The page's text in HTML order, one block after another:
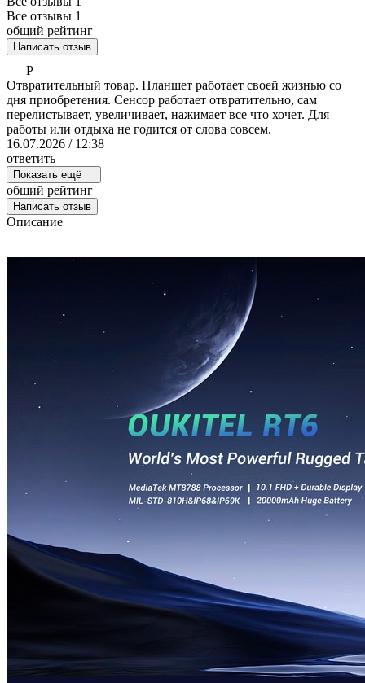
Все отзывы 1
общий рейтинг
Написать отзыв
P
Отвратительный товар. Планшет работает своей жизнью со
дня приобретения. Сенсор работает отвратительно, сам
перелистывает, увеличивает, нажимает все что хочет. Для
работы или отдыха не годится от слова совсем.
16.07.2026 / 12:38
ответить
Показать ещё
общий рейтинг
Написать отзыв
Описание